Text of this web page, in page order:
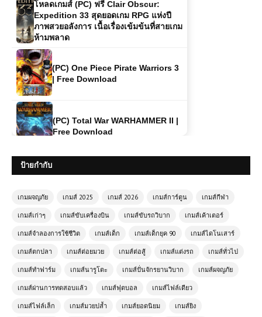
Expedition 33 สุดยอดเกม RPG แห่งปี
ภาพสวยอลังการ เนื้อเรื่องเข้มข้นที่สายเกม
ห้ามพลาด
(PC) One Piece Pirate Warriors 3
| Free Download
Free Download
(PC) Tom Clancy’s Splinter Cell:
Chaos Theory – Free Download
(PC) Madden NFL 20 | Free
Download บน PC
(PC) theHunter Call of the Wild |
ป้ายกำกับ
เกมผจญภัย เกมส์ 2025 เกมส์ 2026 เกมส์การ์ตูน เกมส์กีฬา
เกมส์เก่าๆ เกมส์ขับเครื่องบิน เกมส์ขับรถวิบาก เกมส์เค้าเตอร์
เกมส์จำลองการใช้ชีวิต เกมส์เด็ก เกมส์เด็กยุค 90 เกมส์ไดโนเสาร์
เกมส์ตกปลา เกมส์ต่อยมวย เกมส์ต่อสู้ เกมส์แต่งรถ เกมส์ทั่วไป
เกมส์ทำฟาร์ม เกมส์นารูโตะ เกมส์ปั่นจักรยานวิบาก เกมส์ผจญภัย
เกมส์ผ่านการทดสอบแล้ว เกมส์ฟุตบอล เกมส์ไฟล์เดียว
เกมส์ไฟล์เล็ก เกมส์มวยปล้ำ เกมส์ยอดนิยม เกมส์ยิง